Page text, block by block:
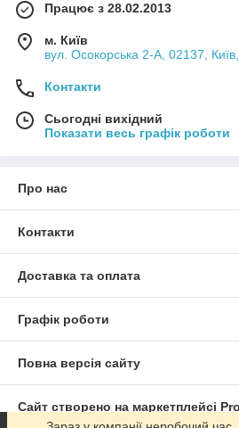
Працює з 28.02.2013
м. Київ
вул. Осокорська 2-А, 02137,
Контакти
Сьогодні вихідний
Показати весь графік роботи
Про нас
Контакти
Доставка та оплата
Графік роботи
Повна версія сайту
Сайт створено на маркетплейсі